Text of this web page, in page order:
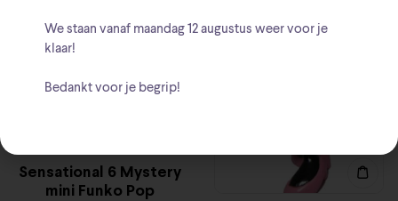
Sensational 6 Mystery
mini Funko Pop
We staan vanaf maandag 12 augustus weer voor je
klaar!
Bedankt voor je begrip!